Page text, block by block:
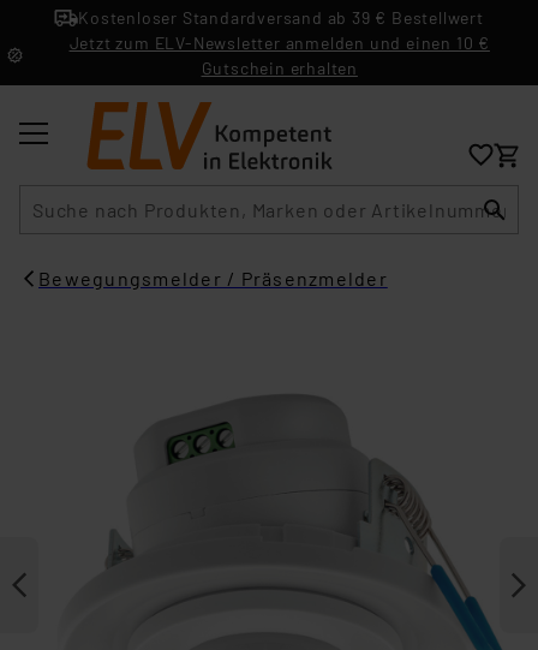
Kostenloser Standardversand ab 39 € Bestellwert
Jetzt zum ELV-Newsletter anmelden und einen 10 €
Gutschein erhalten
Bewegungsmelder / Präsenzmelder